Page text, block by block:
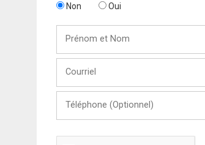
Non Oui
Nom
(Optionnel)